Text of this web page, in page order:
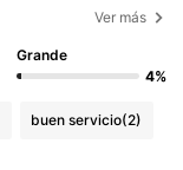
Ver más
Grande
4%
buen servicio(2)